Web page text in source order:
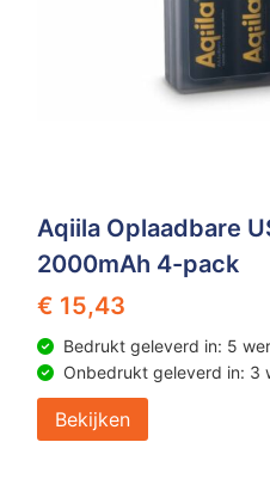
Aqiila Oplaadbare
2000mAh 4-pack
€ 15,43
Bedrukt geleverd in: 5
Onbedrukt geleverd in: 3
Bekijken